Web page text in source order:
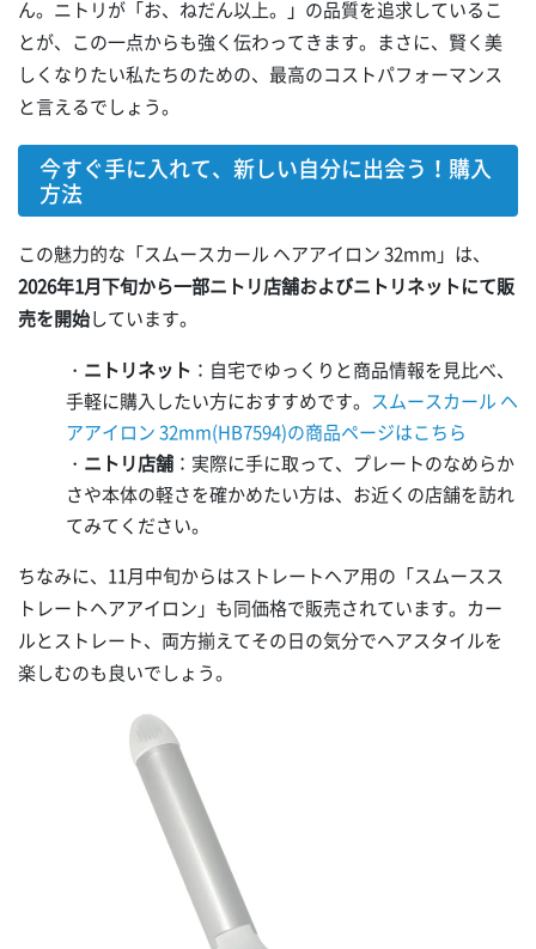
ん。ニトリが「お、ねだん以上。」の品質を追求しているこ
とが、この一点からも強く伝わってきます。まさに、賢く美
しくなりたい私たちのための、最高のコストパフォーマンス
と言えるでしょう。
今すぐ手に入れて、新しい自分に出会う！購入
方法
この魅力的な「スムースカール ヘアアイロン 32mm」は、
2026年1月下旬から一部ニトリ店舗およびニトリネットにて販
売を開始しています。
・ ニトリネット ：自宅でゆっくりと商品情報を見比べ、
手軽に購入したい方におすすめです。 スムースカール ヘ
アアイロン 32mm(HB7594)の商品ページはこちら
・ ニトリ店舗 ：実際に手に取って、プレートのなめらか
さや本体の軽さを確かめたい方は、お近くの店舗を訪れ
てみてください。
ちなみに、11月中旬からはストレートヘア用の「スムースス
トレートヘアアイロン」も同価格で販売されています。カー
ルとストレート、両方揃えてその日の気分でヘアスタイルを
楽しむのも良いでしょう。